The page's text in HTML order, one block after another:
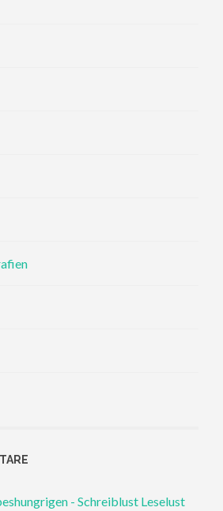
- Schreiblust Leselust